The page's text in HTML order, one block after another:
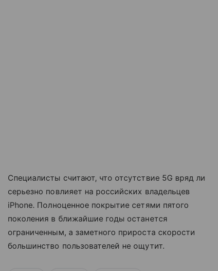
Специалисты считают, что отсутствие 5G вряд ли
серьезно повлияет на российских владельцев
iPhone. Полноценное покрытие сетями пятого
поколения в ближайшие годы останется
ограниченным, а заметного прироста скорости
большинство пользователей не ощутит.